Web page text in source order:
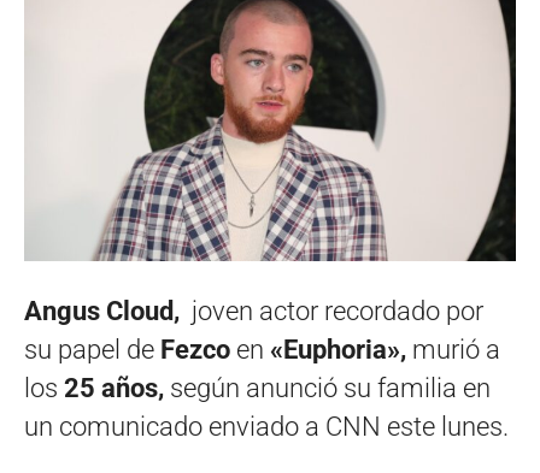
Angus Cloud, joven actor recordado por
su papel de Fezco en «Euphoria», murió a
los 25 años, según anunció su familia en
un comunicado enviado a CNN este lunes.